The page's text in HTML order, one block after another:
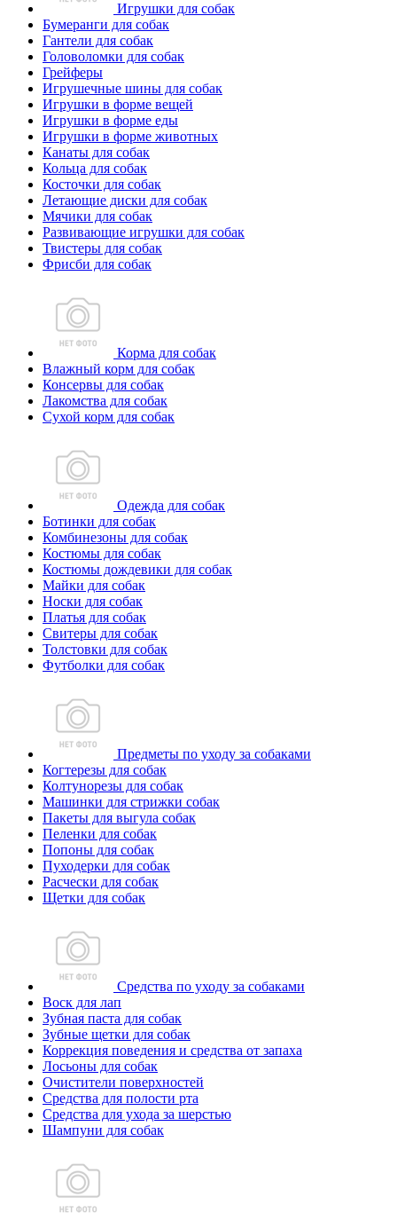
Игрушки для собак
Бумеранги для собак
Гантели для собак
Головоломки для собак
Грейферы
Игрушечные шины для собак
Игрушки в форме вещей
Игрушки в форме еды
Игрушки в форме животных
Канаты для собак
Кольца для собак
Косточки для собак
Летающие диски для собак
Мячики для собак
Развивающие игрушки для собак
Твистеры для собак
Фрисби для собак
Корма для собак
Влажный корм для собак
Консервы для собак
Лакомства для собак
Сухой корм для собак
Одежда для собак
Ботинки для собак
Комбинезоны для собак
Костюмы для собак
Костюмы дождевики для собак
Майки для собак
Носки для собак
Платья для собак
Свитеры для собак
Толстовки для собак
Футболки для собак
Предметы по уходу за собаками
Когтерезы для собак
Колтунорезы для собак
Машинки для стрижки собак
Пакеты для выгула собак
Пеленки для собак
Попоны для собак
Пуходерки для собак
Расчески для собак
Щетки для собак
Средства по уходу за собаками
Воск для лап
Зубная паста для собак
Зубные щетки для собак
Коррекция поведения и средства от запаха
Лосьоны для собак
Очистители поверхностей
Средства для полости рта
Средства для ухода за шерстью
Шампуни для собак